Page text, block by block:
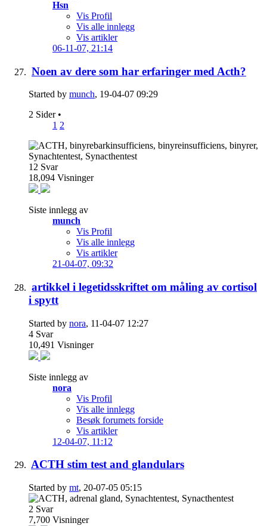
Hsn
Vis Profil
Vis alle innlegg
Vis artikler
06-11-07, 21:14
Noen av dere som har erfaringer med Acth?
Started by munch, 19-04-07 09:29
2 Sider •
1 2
12 Svar
18,094 Visninger
Siste innlegg av
munch
Vis Profil
Vis alle innlegg
Vis artikler
21-04-07, 09:32
artikkel i legetidsskriftet om måling av cortisol
i spytt
Started by nora, 11-04-07 12:27
4 Svar
10,491 Visninger
Siste innlegg av
nora
Vis Profil
Vis alle innlegg
Besøk forumets forside
Vis artikler
12-04-07, 11:12
ACTH stim test and glandulars
Started by mt, 20-07-05 05:15
2 Svar
7,700 Visninger